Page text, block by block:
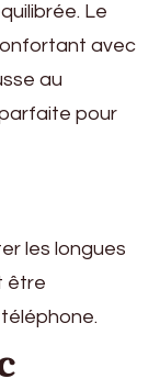
Le
avec
au
pour
les longues
être